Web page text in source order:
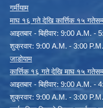
गर्मीयाम
माघ १६ गते देखि कार्त्तिक १५
आइतबार - बिहीवार: 9:00 A.M. -
शुक्रवार: 9:00 A.M. - 3:00 P.M.
जाडोयाम
कार्त्तिक १६ गते देखि माघ १५
आइतबार - बिहीवार: 9:00 A.M. -
शुक्रवार: 9:00 A.M. - 3:00 P.M.